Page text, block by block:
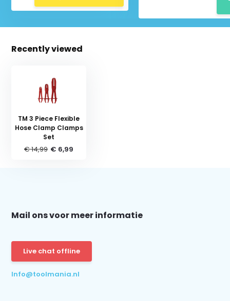
Recently viewed
TM 3 Piece Flexible
Hose Clamp Clamps
Set
€ 14,99 € 6,99
Mail ons voor meer informatie
Live chat offline
Info@toolmania.nl